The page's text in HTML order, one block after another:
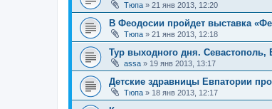
Тюпа » 21 янв 2013, 12:20
В Феодосии пройдет выставка
Тюпа » 21 янв 2013, 12:18
Тур выходного дня. Севастополь,
assa » 19 янв 2013, 13:17
Детские здравницы Евпатории
Тюпа » 18 янв 2013, 12:17